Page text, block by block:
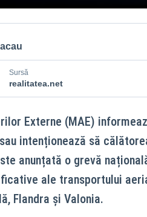
Sursă
realitatea.net
Externe (MAE)
intenționează să
anunțată o grevă
ale transportului
Flandra și Valonia.